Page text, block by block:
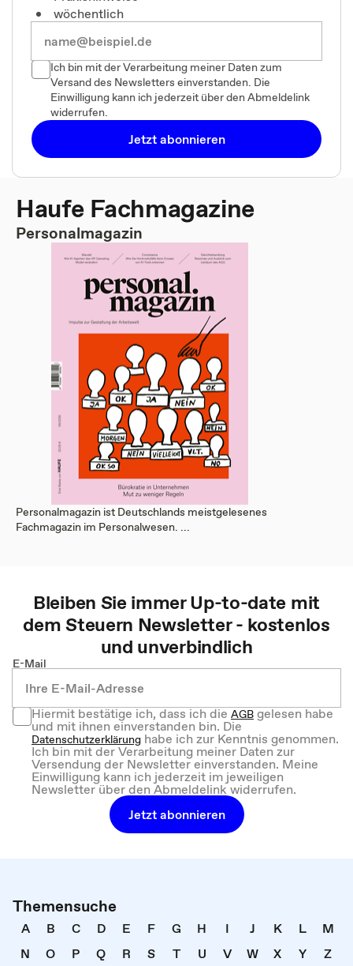
wöchentlich
Ich bin mit der Verarbeitung meiner Daten zum
Versand des Newsletters einverstanden. Die
Einwilligung kann ich jederzeit über den Abmeldelink
widerrufen.
Jetzt abonnieren
Haufe Fachmagazine
Personalmagazin
Personalmagazin ist Deutschlands meistgelesenes
Fachmagazin im Personalwesen. ...
Bleiben Sie immer Up-to-date mit
demSteuern Newsletter - kostenlos
und unverbindlich
E-Mail
Hiermit bestätige ich, dass ich dieAGBgelesen habe
und mit ihnen einverstanden bin. Die
Datenschutzerklärung habe ich zur Kenntnis genommen.
Ich bin mit der Verarbeitung meiner Daten zur
Versendung der Newsletter einverstanden. Meine
Einwilligung kann ich jederzeit im jeweiligen
Newsletter über den Abmeldelink widerrufen.
Jetzt abonnieren
Themensuche
A B C D E F G H I J K L
M
N
O P Q R S T U V W X Y
Z